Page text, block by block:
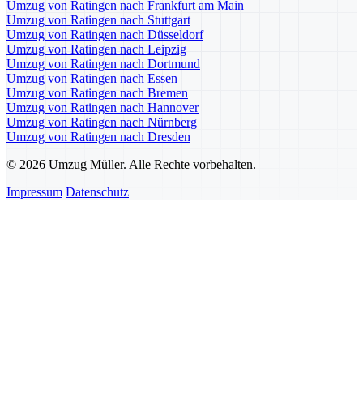
Umzug von Ratingen nach Frankfurt am Main
Umzug von Ratingen nach Stuttgart
Umzug von Ratingen nach Düsseldorf
Umzug von Ratingen nach Leipzig
Umzug von Ratingen nach Dortmund
Umzug von Ratingen nach Essen
Umzug von Ratingen nach Bremen
Umzug von Ratingen nach Hannover
Umzug von Ratingen nach Nürnberg
Umzug von Ratingen nach Dresden
© 2026 Umzug Müller. Alle Rechte vorbehalten.
Impressum Datenschutz